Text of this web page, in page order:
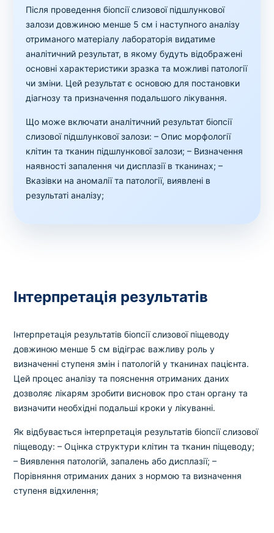
Після проведення біопсії слизової підшлункової
залози довжиною менше 5 см і наступного аналізу
отриманого матеріалу лабораторія видатиме
аналітичний результат, в якому будуть відображені
основні характеристики зразка та можливі патології
чи зміни. Цей результат є основою для постановки
діагнозу та призначення подальшого лікування.
Що може включати аналітичний результат біопсії
слизової підшлункової залози: – Опис морфології
клітин та тканин підшлункової залози; – Визначення
наявності запалення чи дисплазії в тканинах; –
Вказівки на аномалії та патології, виявлені в
результаті аналізу;
Інтерпретація результатів
Інтерпретація результатів біопсії слизової піщеводу
довжиною менше 5 см відіграє важливу роль у
визначенні ступеня змін і патологій у тканинах пацієнта.
Цей процес аналізу та пояснення отриманих даних
дозволяє лікарям зробити висновок про стан органу та
визначити необхідні подальші кроки у лікуванні.
Як відбувається інтерпретація результатів біопсії слизової
піщеводу: – Оцінка структури клітин та тканин піщеводу;
– Виявлення патологій, запалень або дисплазії; –
Порівняння отриманих даних з нормою та визначення
ступеня відхилення;